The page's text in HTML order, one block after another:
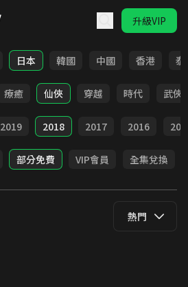
升級VIP
日本 韓國 中國 香港 泰
療癒 仙俠 穿越 時代 武俠
2019 2018 2017 2016
部分免費 VIP會員 全集兌換
熱門